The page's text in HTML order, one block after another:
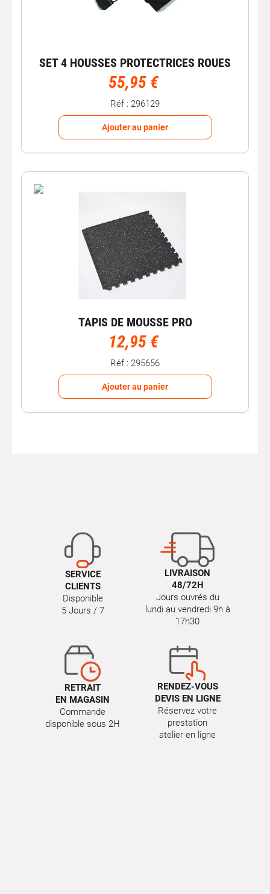
SET 4 HOUSSES PROTECTRICES ROUES
55,95 €
Réf : 296129
Ajouter au panier
TAPIS DE MOUSSE PRO
12,95 €
Réf : 295656
Ajouter au panier
SERVICE
CLIENTS
Disponible
5 Jours / 7
LIVRAISON
48/72H
Jours ouvrés du
lundi au vendredi 9h à
17h30
RETRAIT
EN MAGASIN
Commande
disponible sous 2H
RENDEZ-VOUS
DEVIS EN LIGNE
Réservez votre
prestation
atelier en ligne